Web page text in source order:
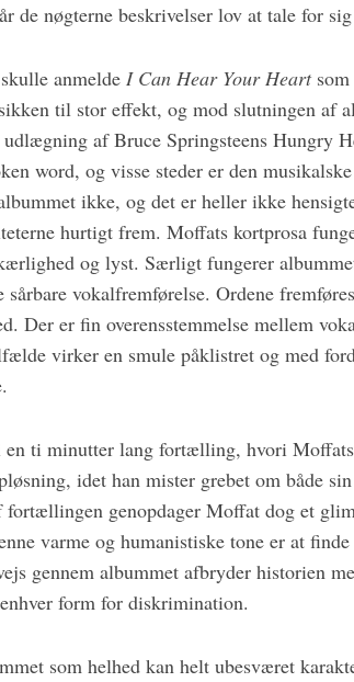
de nøgterne beskrivelser lov at tale for sig
anmelde I Can Hear Your Heartsom
til stor effekt, og mod slutningen af
af Bruce Springsteens Hungry
word, og visse steder er den
ikke, og det er heller ikke
hurtigt frem. Moffats kortprosa
og lyst. Særligt fungerer
sårbare vokalfremførelse. Ordene
Der er fin overensstemmelse mellem
virker en smule påklistret og med
ti minutter lang fortælling, hvori
idet han mister grebet om både
genopdager Moffat dog et
varme og humanistiske tone er at
gennem albummet afbryder historien
form for diskrimination.
som helhed kan helt ubesværet